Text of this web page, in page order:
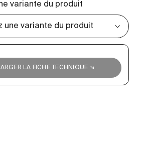
variante du produit
LA FICHE TECHNIQUE ↘